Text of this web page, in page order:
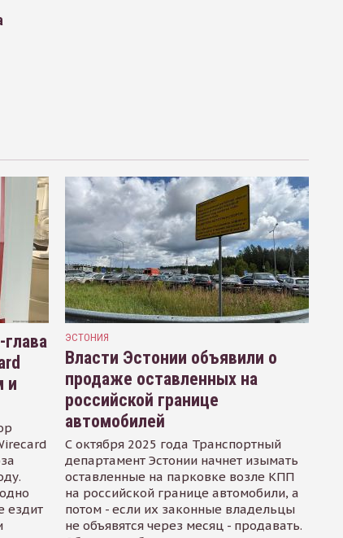
и
ездит
ЭСТОНИЯ
Власти Эстонии объявили о
продаже оставленных на
российской границе
автомобилей
С октября 2025 года Транспортный
департамент Эстонии начнет изымать
оставленные на парковке возле КПП
на российской границе автомобили, а
потом - если их законные владельцы
не объявятся через месяц - продавать.